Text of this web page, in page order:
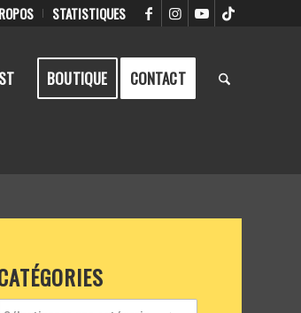
STATISTIQUES
BOUTIQUE CONTACT